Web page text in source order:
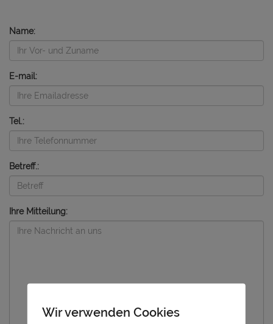
Name:
E-mail:
Tel.:
Betreff.:
Ihre Mitteilung:
Wir verwenden Cookies